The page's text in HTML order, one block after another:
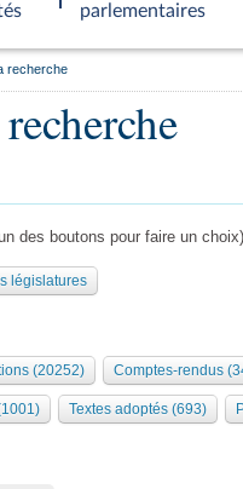
parlementaires
Bureau Collège des
recherche
des boutons pour faire un choix)
législatures
(20252) Comptes-rendus
Textes adoptés (693)